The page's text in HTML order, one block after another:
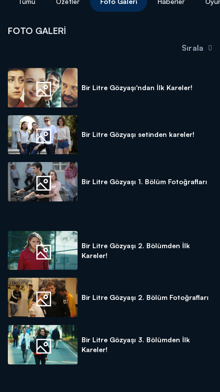
DİĞER SONUÇLAR
FOTO GALERI
Sırala
Bir Litre Gözyaşı'ndan İlk Kareler!
Bir Litre Gözyaşı setinden kareler!
Bir Litre Gözyaşı 1. Bölüm Fotoğrafları
Bir Litre Gözyaşı 2. Bölümden İlk
Kareler!
Bir Litre Gözyaşı 2. Bölüm Fotoğrafları
Bir Litre Gözyaşı 3. Bölümden İlk
Kareler!